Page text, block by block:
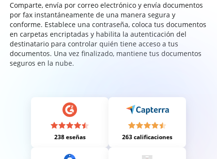
Comparte, envía por correo electrónico y envía documentos
por fax instantáneamente de una manera segura y
conforme. Establece una contraseña, coloca tus documentos
en carpetas encriptadas y habilita la autenticación del
destinatario para controlar quién tiene acceso a tus
documentos. Una vez finalizado, mantiene tus documentos
seguros en la nube.
238 eseñas 263 calificaciones